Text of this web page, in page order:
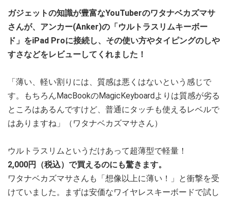
ガジェットの知識が豊富なYouTuberのワタナベカズマサ
さんが、アンカー(Anker)の「ウルトラスリムキーボー
ド」をiPad Proに接続し、その使い方やタイピングのしや
すさなどをレビューしてくれました！
「薄い、軽い割りには、質感は悪くはないという感じで
す。もちろんMacBookのMagicKeyboardよりは質感が劣る
ところはあるんですけど、普通にタッチも使えるレベルで
はありますね」（ワタナベカズマサさん）
ウルトラスリムというだけあって超薄型で軽量！
2,000円（税込）で買えるのにも驚きます。
ワタナベカズマサさんも「想像以上に薄い！」と衝撃を受
けていました。まずは安価なワイヤレスキーボードで試し